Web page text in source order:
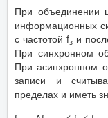
При объединении
информационных
с частотой fз и
При синхронном
При асинхронном
записи и
пределах и иметь